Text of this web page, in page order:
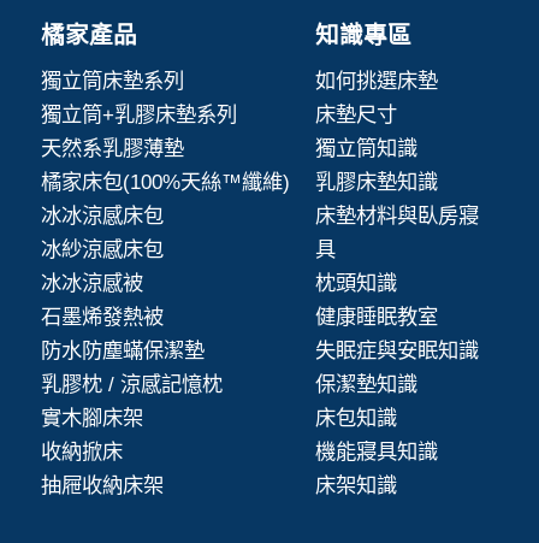
橘家產品
獨立筒床墊系列
獨立筒+乳膠床墊系列
天然系乳膠薄墊
橘家床包(100%天絲™纖維)
冰冰涼感床包
冰紗涼感床包
冰冰涼感被
石墨烯發熱被
防水防塵蟎保潔墊
乳膠枕 / 涼感記憶枕
實木腳床架
收納掀床
抽屜收納床架
知識專區
如何挑選床墊
床墊尺寸
獨立筒知識
乳膠床墊知識
床墊材料與臥房寢
具
枕頭知識
健康睡眠教室
失眠症與安眠知識
保潔墊知識
床包知識
機能寢具知識
床架知識